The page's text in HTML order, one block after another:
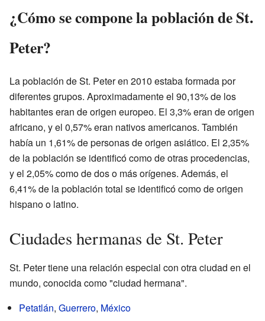
¿Cómo se compone la población de St.
Peter?
La población de St. Peter en 2010 estaba formada por
diferentes grupos. Aproximadamente el 90,13% de los
habitantes eran de origen europeo. El 3,3% eran de origen
africano, y el 0,57% eran nativos americanos. También
había un 1,61% de personas de origen asiático. El 2,35%
de la población se identificó como de otras procedencias,
y el 2,05% como de dos o más orígenes. Además, el
6,41% de la población total se identificó como de origen
hispano o latino.
Ciudades hermanas de St. Peter
St. Peter tiene una relación especial con otra ciudad en el
mundo, conocida como "ciudad hermana".
Petatlán, Guerrero, México